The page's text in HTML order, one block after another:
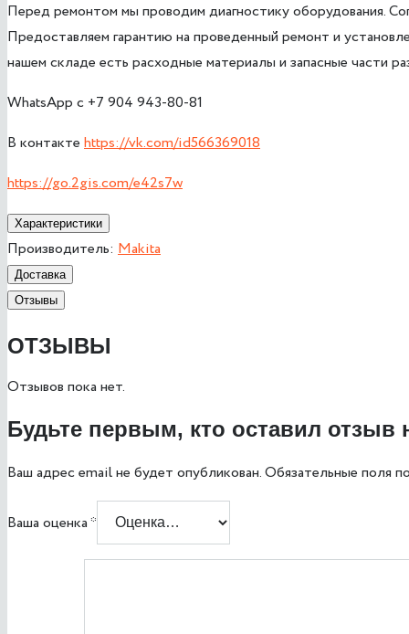
Перед ремонтом мы проводим диагностику оборудования.
Предоставляем гарантию на проведенный ремонт и
нашем складе есть расходные материалы и запасные части
WhatsApp с +7 904 943-80-81
В контакте https://vk.com/id566369018
https://go.2gis.com/e42s7w
Характеристики
Производитель: Makita
Доставка
Отзывы
ОТЗЫВЫ
Отзывов пока нет.
Будьте первым, кто оставил отзыв
Ваш адрес email не будет опубликован.Обязательные поля
Ваша оценка*